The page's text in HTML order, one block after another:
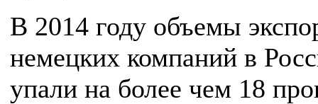
В 2014 году объемы
немецких компаний в
упали на более чем 18